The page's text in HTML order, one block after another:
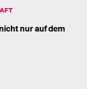
nur auf dem